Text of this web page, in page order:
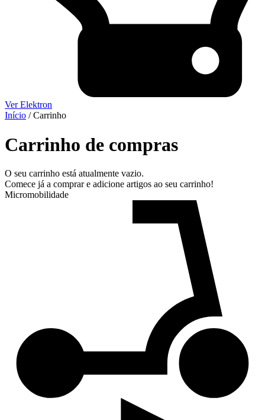
Ver Elektron
Início / Carrinho
Carrinho de compras
O seu carrinho está atualmente vazio.
Comece já a comprar e adicione artigos ao seu carrinho!
Micromobilidade